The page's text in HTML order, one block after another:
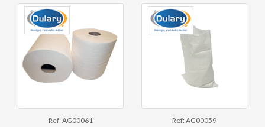
Ref: AG00061 Ref: AG00059